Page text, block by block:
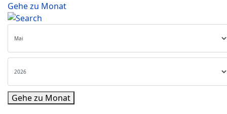
Gehe zu Monat
Gehe zu Monat